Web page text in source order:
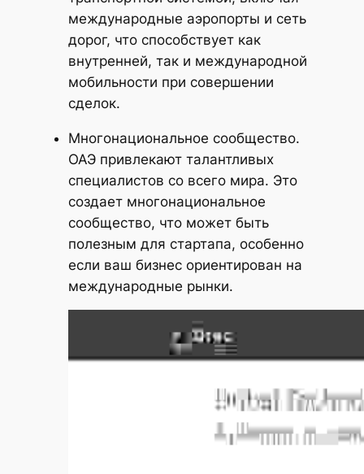
международные аэропорты и сеть
дорог, что способствует как
внутренней, так и международной
мобильности при совершении
сделок.
Многонациональное сообщество.
ОАЭ привлекают талантливых
специалистов со всего мира. Это
создает многонациональное
сообщество, что может быть
полезным для стартапа, особенно
если ваш бизнес ориентирован на
международные рынки.